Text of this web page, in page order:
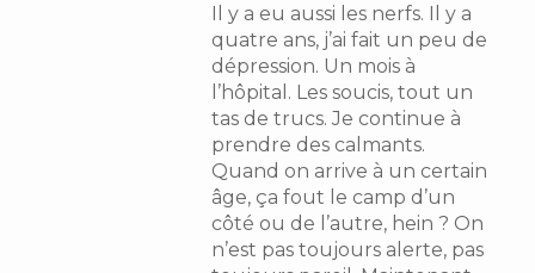
Il y a eu aussi les nerfs. Il y a
quatre ans, j’ai fait un peu de
dépression. Un mois à
l’hôpital. Les soucis, tout un
tas de trucs. Je continue à
prendre des calmants.
Quand on arrive à un certain
âge, ça fout le camp d’un
côté ou de l’autre, hein ? On
n’est pas toujours alerte, pas